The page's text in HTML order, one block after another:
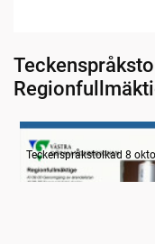
Information
Teckenspråkstolkad 8